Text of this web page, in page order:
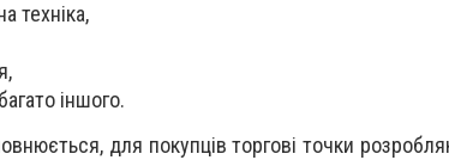
техніка,
іншого.
для покупців торгові точки